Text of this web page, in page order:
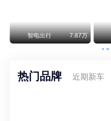
智电出行 7.87万
热门品牌 近期新车